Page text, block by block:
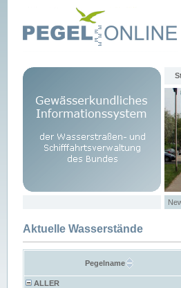
Aktuelle Wasserstände
Pegelname
ALLER